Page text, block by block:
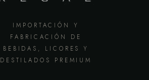
IMPORTACIÓN Y
FABRICACIÓN DE
BEBIDAS, LICORES Y
DESTILADOS PREMIUM